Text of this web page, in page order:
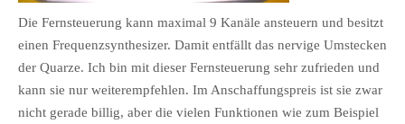
Die Fernsteuerung kann maximal 9 Kanäle ansteuern und besitzt
einen Frequenzsynthesizer. Damit entfällt das nervige Umstecken
der Quarze. Ich bin mit dieser Fernsteuerung sehr zufrieden und
kann sie nur weiterempfehlen. Im Anschaffungspreis ist sie zwar
nicht gerade billig, aber die vielen Funktionen wie zum Beispiel